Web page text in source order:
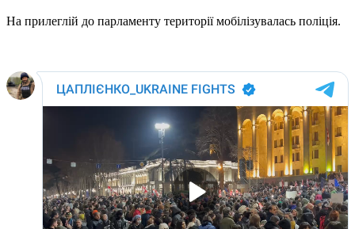
На прилеглій до парламенту території мобілізувалась поліція.